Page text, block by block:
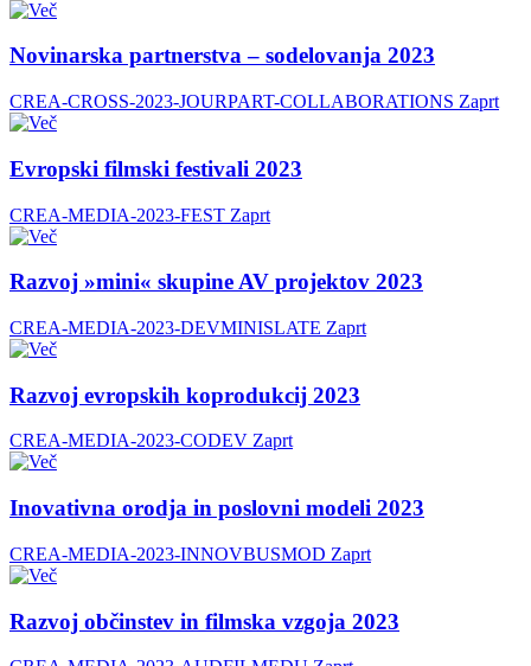
Novinarska partnerstva – sodelovanja 2023
CREA-CROSS-2023-JOURPART-COLLABORATIONS Zaprt
Evropski filmski festivali 2023
CREA-MEDIA-2023-FEST Zaprt
Razvoj »mini« skupine AV projektov 2023
CREA-MEDIA-2023-DEVMINISLATE Zaprt
Razvoj evropskih koprodukcij 2023
CREA-MEDIA-2023-CODEV Zaprt
Inovativna orodja in poslovni modeli 2023
CREA-MEDIA-2023-INNOVBUSMOD Zaprt
Razvoj občinstev in filmska vzgoja 2023